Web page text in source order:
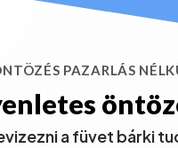
PAZARLÁS
a füvet bárki